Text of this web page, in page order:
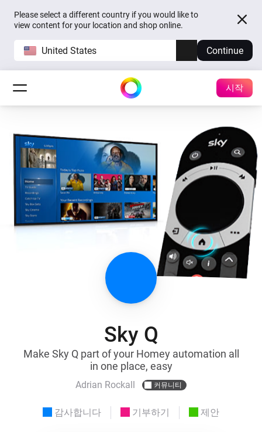
Please select a different country if you would like to
view content for your location and shop online.
United States Continue
시작
Sky Q
Make Sky Q part of your Homey automation all
in one place, easy
Adrian Rockall 커뮤니티
감사합니다 기부하기 제안